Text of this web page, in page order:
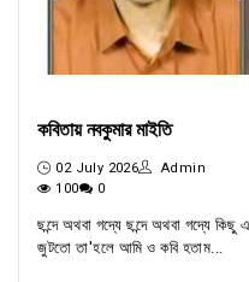
কবিতায় নবকুমার মাইতি
02 July 2026
Admin
100
0
ছন্দে অথবা গদ্যে ছন্দে অথবা গদ্যে কিছু
জুটতো তা'হলে আমি ও কবি হতাম...